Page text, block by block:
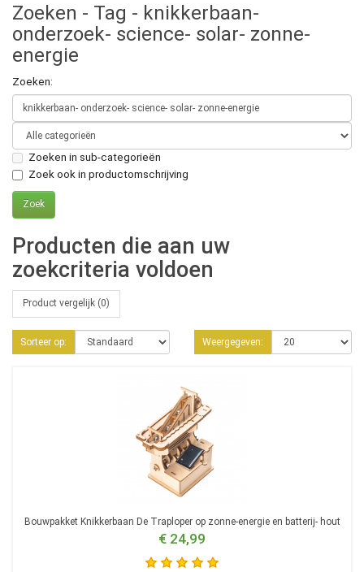
Zoeken - Tag - knikkerbaan-
onderzoek- science- solar- zonne-
energie
Zoeken:
Zoeken in sub-categorieën
Zoek ook in productomschrijving
Producten die aan uw
zoekcriteria voldoen
Product vergelijk (0)
Sorteer op: Weergegeven:
Bouwpakket Knikkerbaan De Traploper op zonne-energie en batterij- hout
€ 24,99